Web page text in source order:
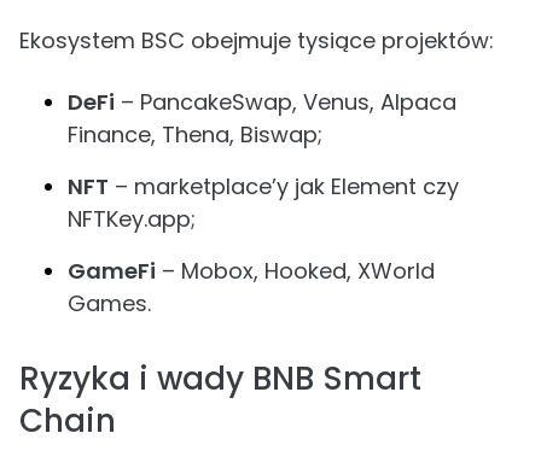
Ekosystem BSC obejmuje tysiące projektów:
DeFi – PancakeSwap, Venus, Alpaca
Finance, Thena, Biswap;
NFT – marketplace’y jak Element czy
NFTKey.app;
GameFi – Mobox, Hooked, XWorld
Games.
Ryzyka i wady BNB Smart
Chain